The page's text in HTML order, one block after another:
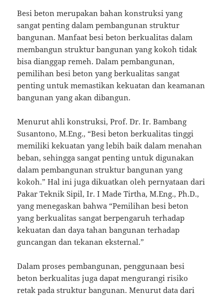
Besi beton merupakan bahan konstruksi yang
sangat penting dalam pembangunan struktur
bangunan. Manfaat besi beton berkualitas dalam
membangun struktur bangunan yang kokoh tidak
bisa dianggap remeh. Dalam pembangunan,
pemilihan besi beton yang berkualitas sangat
penting untuk memastikan kekuatan dan keamanan
bangunan yang akan dibangun.
Menurut ahli konstruksi, Prof. Dr. Ir. Bambang
Susantono, M.Eng., “Besi beton berkualitas tinggi
memiliki kekuatan yang lebih baik dalam menahan
beban, sehingga sangat penting untuk digunakan
dalam pembangunan struktur bangunan yang
kokoh.” Hal ini juga dikuatkan oleh pernyataan dari
Pakar Teknik Sipil, Ir. I Made Tirtha, M.Eng., Ph.D.,
yang menegaskan bahwa “Pemilihan besi beton
yang berkualitas sangat berpengaruh terhadap
kekuatan dan daya tahan bangunan terhadap
guncangan dan tekanan eksternal.”
Dalam proses pembangunan, penggunaan besi
beton berkualitas juga dapat mengurangi risiko
retak pada struktur bangunan. Menurut data dari